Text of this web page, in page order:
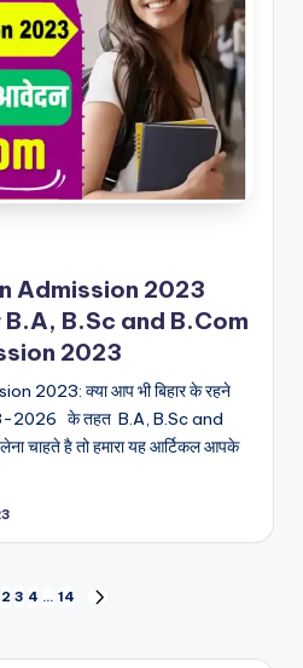
Admission 2023
B.Sc and B.Com
2023
2023: क्या आप भी बिहार के रहने
2026 के तहत B.A, B.Sc and
चाहते है तो हमारा यह आर्टिकल आपके
2 3 4 … 14